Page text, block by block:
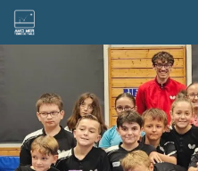
Skip to content